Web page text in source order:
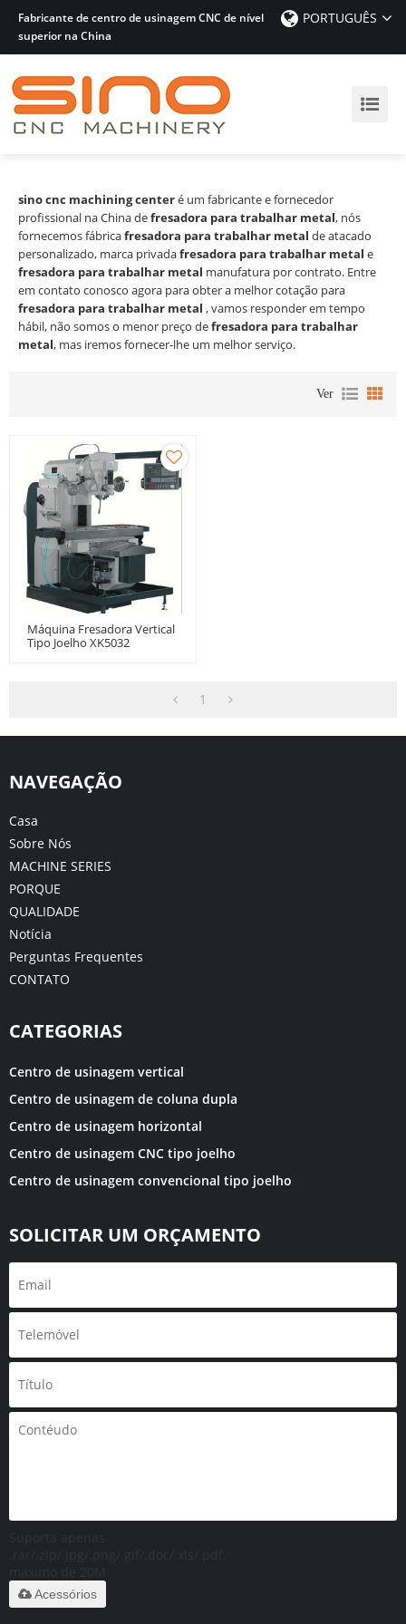
Fabricante de centro de usinagem CNC de nível
superior na China
PORTUGUÊS
sino cnc machining centeré um fabricante e fornecedor
profissional na China defresadora para trabalhar metal, nós
fornecemos fábricafresadora para trabalhar metal de atacado
personalizado, marca privadafresadora para trabalhar metal e
fresadora para trabalhar metal manufatura por contrato. Entre
em contato conosco agora para obter a melhor cotação para
fresadora para trabalhar metal , vamos responder em tempo
hábil, não somos o menor preço defresadora para trabalhar
metal, mas iremos fornecer-lhe um melhor serviço.
Ver
Máquina Fresadora Vertical
Tipo Joelho XK5032
1
NAVEGAÇÃO
Casa
Sobre Nós
MACHINE SERIES
PORQUE
QUALIDADE
Notícia
Perguntas Frequentes
CONTATO
CATEGORIAS
Centro de usinagem vertical
Centro de usinagem de coluna dupla
Centro de usinagem horizontal
Centro de usinagem CNC tipo joelho
Centro de usinagem convencional tipo joelho
SOLICITAR UM ORÇAMENTO
Acessórios